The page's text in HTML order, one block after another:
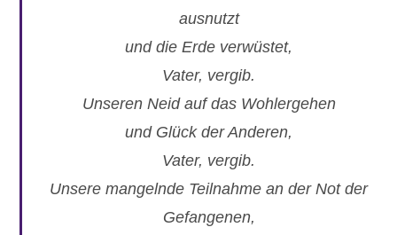
ausnutzt
und die Erde verwüstet,
Vater, vergib.
Unseren Neid auf das Wohlergehen
und Glück der Anderen,
Vater, vergib.
Unsere mangelnde Teilnahme an der Not der
Gefangenen,